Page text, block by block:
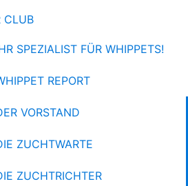
CLUB
SPEZIALIST FÜR WHIPPETS!
REPORT
VORSTAND
ZUCHTWARTE
ZUCHTRICHTER